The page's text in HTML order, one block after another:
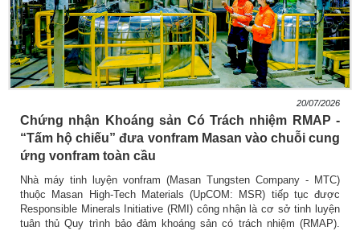
20/07/2026
Chứng nhận Khoáng sản Có Trách nhiệm RMAP -
“Tấm hộ chiếu” đưa vonfram Masan vào chuỗi cung
ứng vonfram toàn cầu
Nhà máy tinh luyện vonfram (Masan Tungsten Company - MTC)
thuộc Masan High-Tech Materials (UpCOM: MSR) tiếp tục được
Responsible Minerals Initiative (RMI) công nhận là cơ sở tinh luyện
tuân thủ Quy trình bảo đảm khoáng sản có trách nhiệm (RMAP).